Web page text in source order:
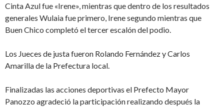
Cinta Azul fue «Irene», mientras que dentro de los resultados
generales Wulaia fue primero, Irene segundo mientras que
Buen Chico completó el tercer escalón del podio.
Los Jueces de justa fueron Rolando Fernández y Carlos
Amarilla de la Prefectura local.
Finalizadas las acciones deportivas el Prefecto Mayor
Panozzo agradeció la participación realizando después la